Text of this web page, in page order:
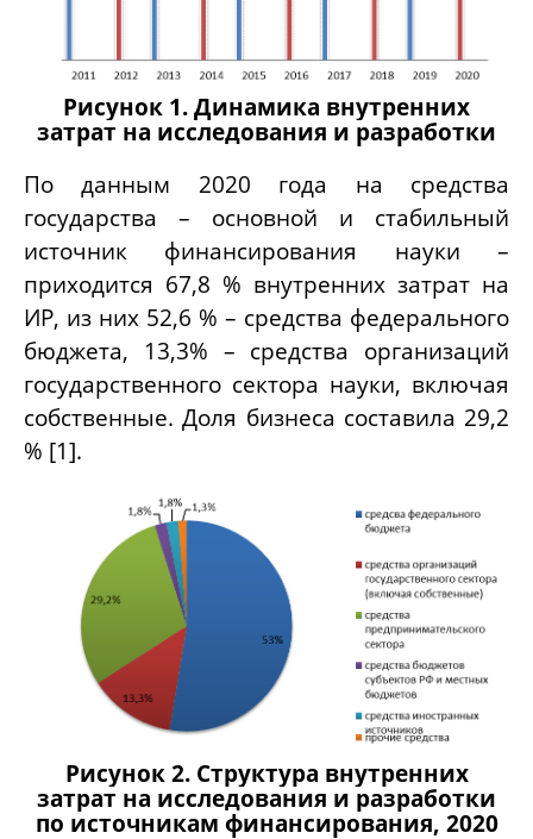
Рисунок 1. Динамика внутренних
затрат на исследования и разработки
По данным 2020 года на средства
государства – основной и стабильный
источник финансирования науки –
приходится 67,8 % внутренних затрат на
ИР, из них 52,6 % – средства федерального
бюджета, 13,3% – средства организаций
государственного сектора науки, включая
собственные. Доля бизнеса составила 29,2
% [1].
Рисунок 2. Структура внутренних
затрат на исследования и разработки
по источникам финансирования, 2020